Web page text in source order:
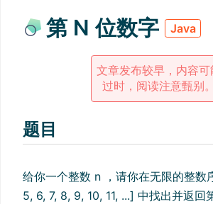
第 N 位数字 Java
文章发布较早，内容可
过时，阅读注意甄别。
题目
给你一个整数 n ，请你在无限的整数
5, 6, 7, 8, 9, 10, 11, ...] 中找出并返回